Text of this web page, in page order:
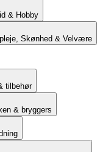
& Hobby
Skønhed & Velvære
tilbehør
& bryggers